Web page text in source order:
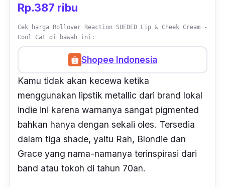
Rp.387 ribu
Cek harga Rollover Reaction SUEDED Lip & Cheek Cream -
Cool Cat di bawah ini:
Shopee Indonesia
Kamu tidak akan kecewa ketika
menggunakan lipstik metallic dari brand lokal
indie ini karena warnanya sangat pigmented
bahkan hanya dengan sekali oles. Tersedia
dalam tiga shade, yaitu Rah, Blondie dan
Grace yang nama-namanya terinspirasi dari
band atau tokoh di tahun 70an.